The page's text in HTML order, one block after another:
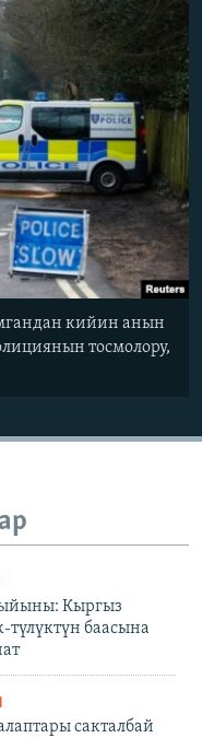
кийин анын
тосмолору,
Кыргыз
түлүктүн баасына
сакталбай